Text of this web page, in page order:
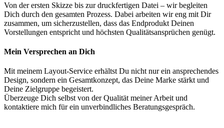
Von der ersten Skizze bis zur druckfertigen Datei – wir begleiten
Dich durch den gesamten Prozess. Dabei arbeiten wir eng mit Dir
zusammen, um sicherzustellen, dass das Endprodukt Deinen
Vorstellungen entspricht und höchsten Qualitätsansprüchen genügt.
Mein Versprechen an Dich
Mit meinem Layout-Service erhältst Du nicht nur ein ansprechendes
Design, sondern ein Gesamtkonzept, das Deine Marke stärkt und
Deine Zielgruppe begeistert.
Überzeuge Dich selbst von der Qualität meiner Arbeit und
kontaktiere mich für ein unverbindliches Beratungsgespräch.